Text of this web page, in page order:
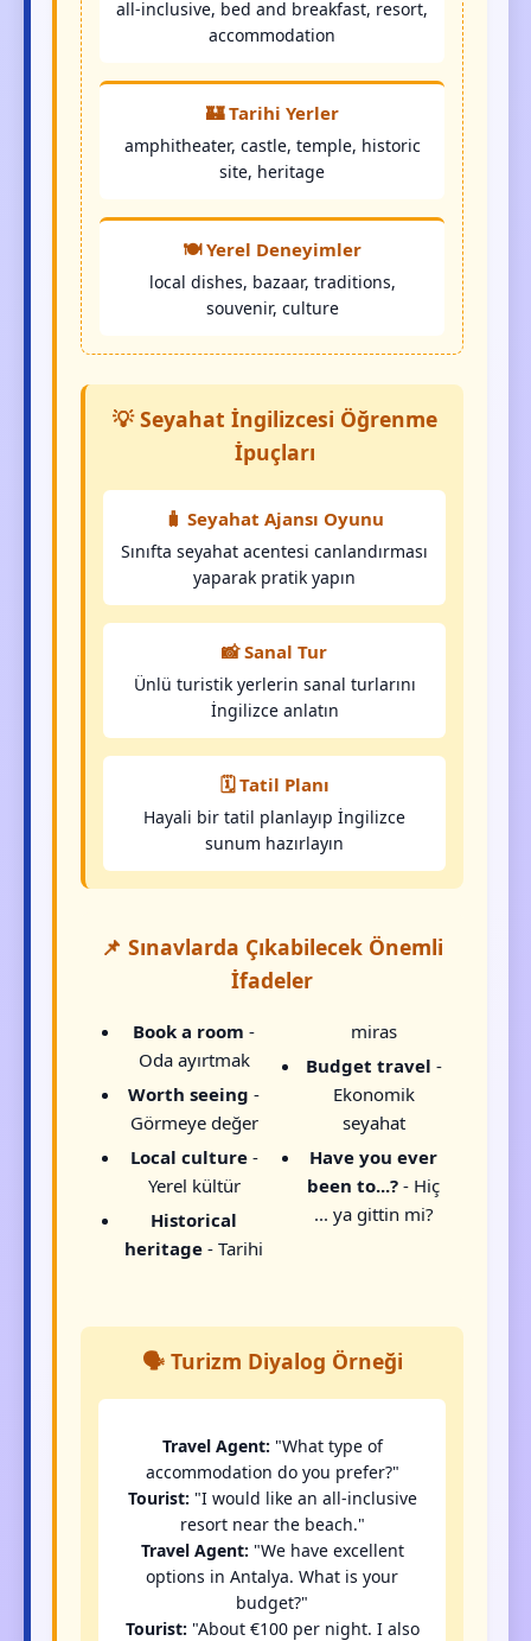
all-inclusive, bed and breakfast, resort,
accommodation
🏰 Tarihi Yerler
amphitheater, castle, temple, historic
site, heritage
🍽️ Yerel Deneyimler
local dishes, bazaar, traditions,
souvenir, culture
💡 Seyahat İngilizcesi Öğrenme
İpuçları
🧳 Seyahat Ajansı Oyunu
Sınıfta seyahat acentesi canlandırması
yaparak pratik yapın
📸 Sanal Tur
Ünlü turistik yerlerin sanal turlarını
İngilizce anlatın
🗓️ Tatil Planı
Hayali bir tatil planlayıp İngilizce
sunum hazırlayın
📌 Sınavlarda Çıkabilecek Önemli
İfadeler
Book a room -
Oda ayırtmak
Worth seeing -
Görmeye değer
Local culture-
Yerel kültür
Historical
heritage - Tarihi
miras
Budget travel -
Ekonomik
seyahat
Have you ever
been to...? - Hiç
... ya gittin mi?
🗣️ Turizm Diyalog Örneği
Travel Agent: "What type of
accommodation do you prefer?"
Tourist: "I would like an all-inclusive
resort near the beach."
Travel Agent: "We have excellent
options in Antalya. What is your
budget?"
Tourist: "About €100 per night. I also